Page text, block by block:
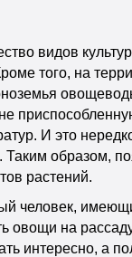
видов
того, на
И это
. Таким образом,
растений.
человек,
овощи на
интересно, а